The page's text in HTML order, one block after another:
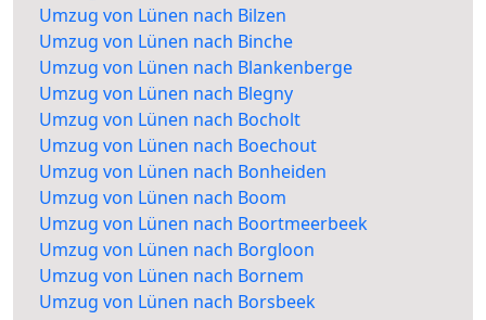
Umzug von Lünen nach Bilzen
Umzug von Lünen nach Binche
Umzug von Lünen nach Blankenberge
Umzug von Lünen nach Blegny
Umzug von Lünen nach Bocholt
Umzug von Lünen nach Boechout
Umzug von Lünen nach Bonheiden
Umzug von Lünen nach Boom
Umzug von Lünen nach Boortmeerbeek
Umzug von Lünen nach Borgloon
Umzug von Lünen nach Bornem
Umzug von Lünen nach Borsbeek